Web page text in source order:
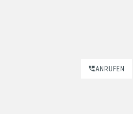
ANRUFEN